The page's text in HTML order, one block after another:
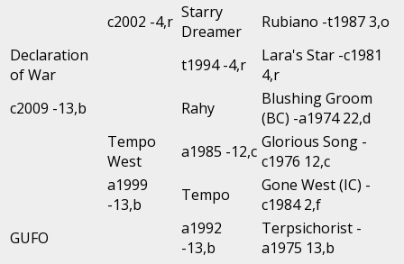
c2002 -4,r Starry
Dreamer
Rubiano -t1987 3,o
Declaration
of War
t1994 -4,r
Lara's Star -c1981
4,r
c2009 -13,b
Rahy
Blushing Groom
(BC) -a1974 22,d
Tempo
West
a1985 -12,c Glorious Song -
c1976 12,c
a1999
-13,b
Tempo
Gone West (IC) -
c1984 2,f
GUFO
a1992
-13,b
Terpsichorist -
a1975 13,b